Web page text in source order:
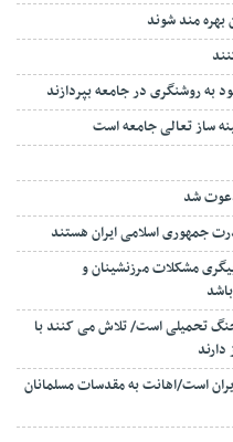
بهره مند شوند
به روشنگری در جامعه بپردازند
ساز تعالی جامعه است
شد
جمهوری اسلامی ایران هستند
مشکلات مرزنشینان و
تحمیلی است/ تلاش می کنند با
است/اهانت به مقدسات مسلمانان